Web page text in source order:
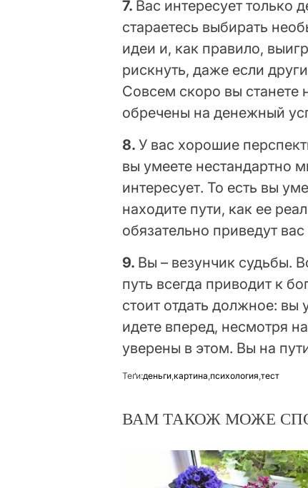
7. Вас интересует только
стараетесь выбирать
идеи и, как правило,
рискнуть, даже если
Совсем скоро вы
обречены на денежный
8.У вас хорошие
вы умеете нестандартно
интересует. То есть вы
находите пути, как ее
обязательно приведут
9. Вы – везунчик судьбы.
путь всегда приводит к
стоит отдать должное:
идете вперед, несмотря
уверены в этом. Вы на
Теґи:деньги,картина,психология,тест
ВАМ ТАКОЖ МОЖЕ